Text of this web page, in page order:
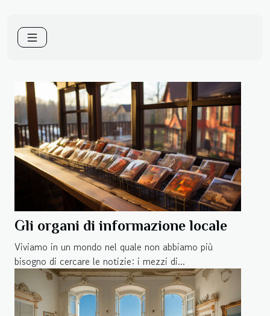
Gli organi di informazione locale
Viviamo in un mondo nel quale non abbiamo più
bisogno di cercare le notizie: i mezzi di...